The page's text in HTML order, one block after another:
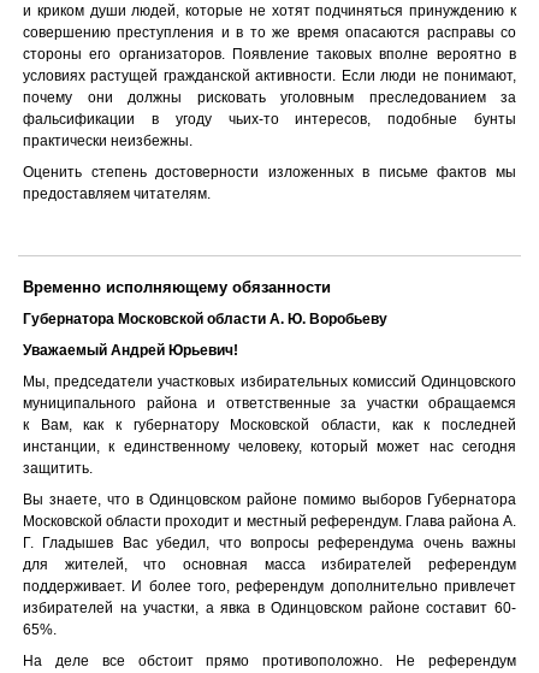
и криком души людей, которые не хотят подчиняться принуждению к
совершению преступления и в то же время опасаются расправы со
стороны его организаторов. Появление таковых вполне вероятно в
условиях растущей гражданской активности. Если люди не понимают,
почему они должны рисковать уголовным преследованием за
фальсификации в угоду чьих-то интересов, подобные бунты
практически неизбежны.
Оценить степень достоверности изложенных в письме фактов мы
предоставляем читателям.
Временно исполняющему обязанности
Губернатора Московской области А. Ю. Воробьеву
Уважаемый Андрей Юрьевич!
Мы, председатели участковых избирательных комиссий Одинцовского
муниципального района и ответственные за участки обращаемся
к Вам, как к губернатору Московской области, как к последней
инстанции, к единственному человеку, который может нас сегодня
защитить.
Вы знаете, что в Одинцовском районе помимо выборов Губернатора
Московской области проходит и местный референдум. Глава района А.
Г. Гладышев Вас убедил, что вопросы референдума очень важны
для жителей, что основная масса избирателей референдум
поддерживает. И более того, референдум дополнительно привлечет
избирателей на участки, а явка в Одинцовском районе составит 60-
65%.
На деле все обстоит прямо противоположно. Не референдум